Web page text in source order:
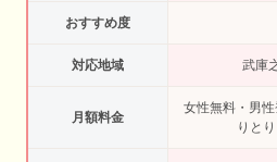
おすすめ度
対応地域 武庫
月額料金
女性無料・男
りと